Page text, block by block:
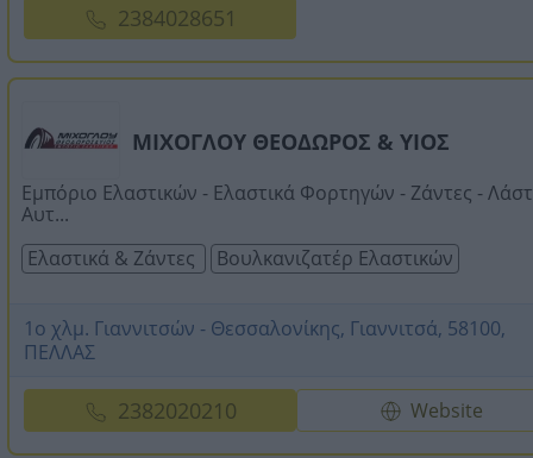
2384028651
ΜΙΧΟΓΛΟΥ ΘΕΟΔΩΡΟΣ & ΥΙΟΣ
Εμπόριο Ελαστικών - Ελαστικά Φορτηγών - Ζάντες -
Αυτ...
Ελαστικά & Ζάντες
Βουλκανιζατέρ Ελαστικών
1ο χλμ. Γιαννιτσών - Θεσσαλονίκης, Γιαννιτσά, 58100,
ΠΕΛΛΑΣ
2382020210 Website